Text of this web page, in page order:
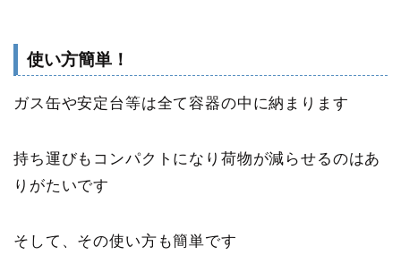
使い方簡単！
ガス缶や安定台等は全て容器の中に納まります
持ち運びもコンパクトになり荷物が減らせるのはあ
りがたいです
そして、その使い方も簡単です